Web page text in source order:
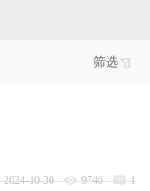
筛选
2024-10-30 9746 1